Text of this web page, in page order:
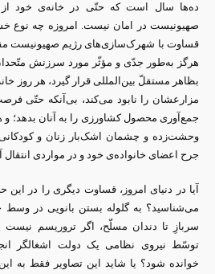
ده‌ها سال است که حتّی در خانه‌ی خود
صهیونیست در امان نیست. امروزه چه نوع
قساوت با شهرک‌سازی‌های رژیم صهیونیست
هرگز به‌طور جدّی و مؤثّر مورد سرزنش متّحدان
بظاهر مستقلّ بین‌المللی قرار گیرد، هر روز
مزارعشان را نابود می‌کند، بی‌آنکه حتّی
جمع‌آوری محصول کشاورزی را به آنان بدهد؛ و
وحشت‌زده و چشمان اشک‌بار زنان و
جرح اعضای خانواده‌ی خود و در مواردی انتقال
آیا در دنیای امروز، قساوت دیگری را در این
می‌شناسید‌؟ به گلوله بستن بانویی در وسط
سربازِ تا دندان مسلّح، اگر تروریسم
توسّط نیروی نظامی یک دولت اشغالگر
خوانده شود؟ یا شاید این تصاویر فقط به